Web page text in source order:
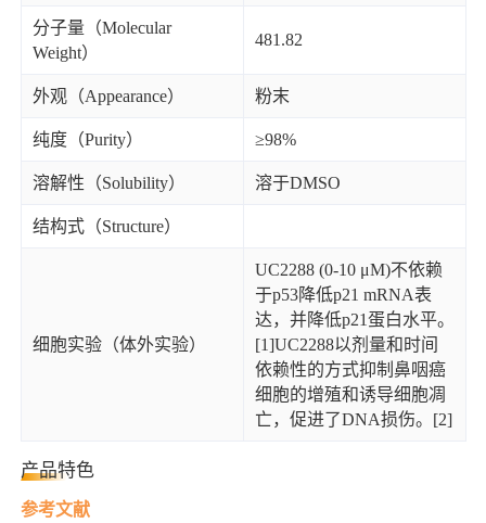
分子量（Molecular
Weight）
481.82
外观（Appearance） 粉末
纯度（Purity） ≥98%
溶解性（Solubility） 溶于DMSO
结构式（Structure）
细胞实验（体外实验）
UC2288 (0-10 μM)不依赖
于p53降低p21 mRNA表
达，并降低p21蛋白水平。
[1]UC2288以剂量和时间
依赖性的方式抑制鼻咽癌
细胞的增殖和诱导细胞凋
亡，促进了DNA损伤。[2]
产品特色
参考文献